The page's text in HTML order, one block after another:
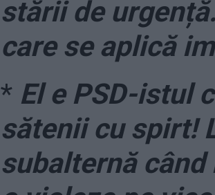
stării de
care se aplică
* El e PSD-istul
sătenii cu spirt!
subalternă